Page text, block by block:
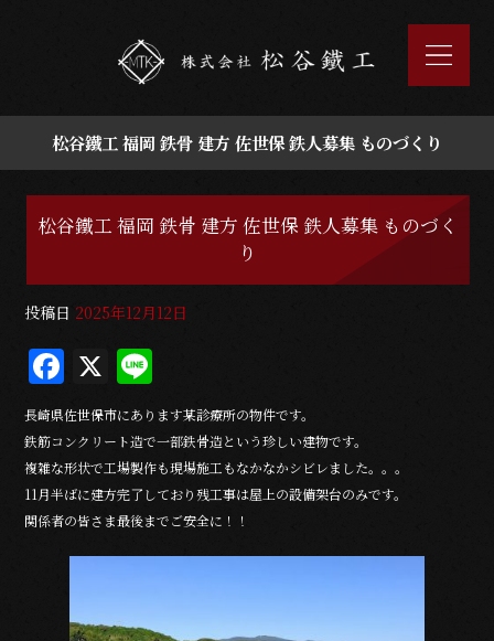
松谷鐵工 福岡 鉄骨 建方 佐世保 鉄人募集 ものづくり
松谷鐵工 福岡 鉄骨 建方 佐世保 鉄人募集 ものづく
り
投稿日 2025年12月12日
F
a
c
e
b
o
k
X
n
e
長崎県佐世保市にあります某診療所の物件です。
鉄筋コンクリート造で一部鉄骨造という珍しい建物です。
複雑な形状で工場製作も現場施工もなかなかシビレました。。。
11月半ばに建方完了しており残工事は屋上の設備架台のみです。
関係者の皆さま最後までご安全に！！